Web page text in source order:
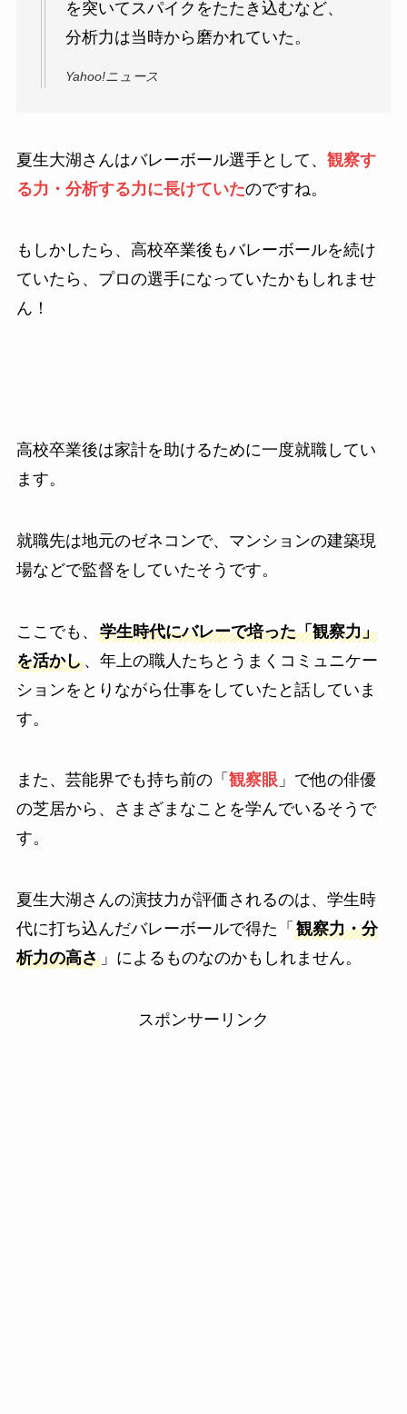
を突いてスパイクをたたき込むなど、
分析力は当時から磨かれていた。
Yahoo!ニュース
夏生大湖さんはバレーボール選手として、 観察す
る力・分析する力に長けていたのですね。
もしかしたら、高校卒業後もバレーボールを続け
ていたら、プロの選手になっていたかもしれませ
ん！
高校卒業後は家計を助けるために一度就職してい
ます。
就職先は地元のゼネコンで、マンションの建築現
場などで監督をしていたそうです。
ここでも、 学生時代にバレーで培った「観察力」
を活かし、年上の職人たちとうまくコミュニケー
ションをとりながら仕事をしていたと話していま
す。
また、芸能界でも持ち前の「 観察眼 」で他の俳優
の芝居から、さまざまなことを学んでいるそうで
す。
夏生大湖さんの演技力が評価されるのは、学生時
代に打ち込んだバレーボールで得た「 観察力・分
析力の高さ」によるものなのかもしれません。
スポンサーリンク